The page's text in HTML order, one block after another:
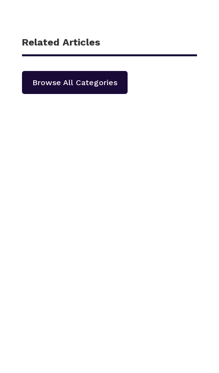
Related Articles
Browse All Categories